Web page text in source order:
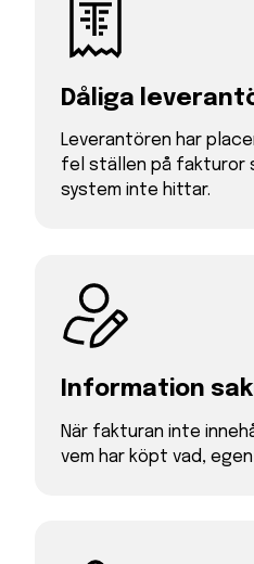
Dåliga
Leverantören har
fel ställen på fakturor
system inte hittar.
Information
När fakturan inte
vem har köpt vad,